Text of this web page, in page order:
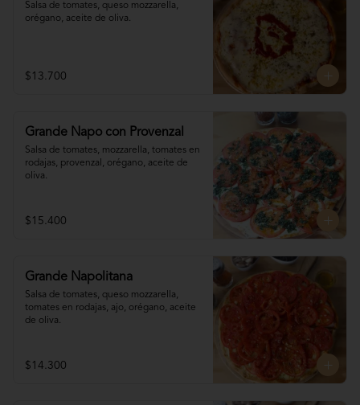
Salsa de tomates, queso mozzarella,
orégano, aceite de oliva.
$13.700
Grande Napo con Provenzal
Salsa de tomates, mozzarella, tomates en
rodajas, provenzal, orégano, aceite de
oliva.
$15.400
Grande Napolitana
Salsa de tomates, queso mozzarella,
tomates en rodajas, ajo, orégano, aceite
de oliva.
$14.300